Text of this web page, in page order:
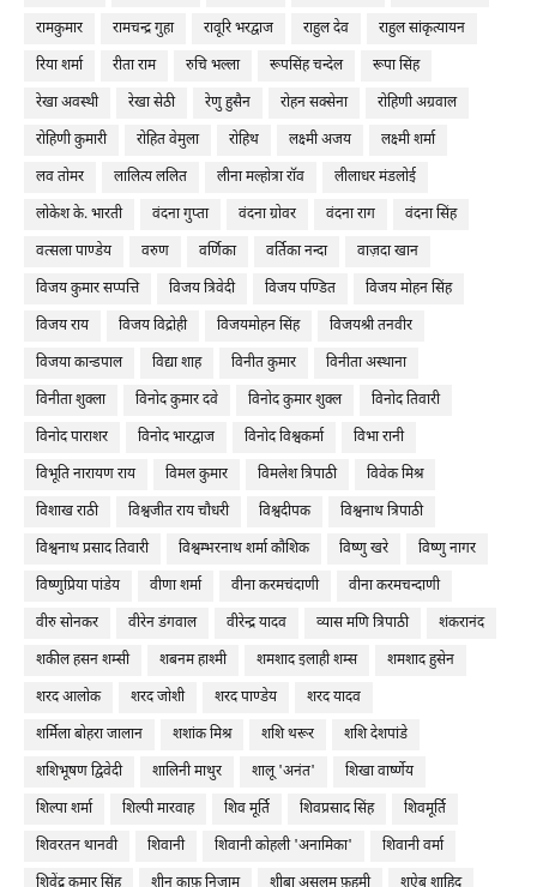
रामकुमार
रामचन्द्र गुहा रावूरि भरद्वाज राहुल देव
राहुल सांकृत्यायन
रिया शर्मा
रीता राम रुचि भल्ला रूपसिंह चन्देल
रूपा सिंह
रेखा अवस्थी
रेखा सेठी रेणु हुसैन रोहन सक्सेना
रोहिणी अग्रवाल
रोहिणी कुमारी
रोहित वेमुला रोहिथ लक्ष्मी अजय
लक्ष्मी शर्मा
लव तोमर
लालित्य ललित लीना मल्होत्रा रॉव
लीलाधर मंडलोई
लोकेश के. भारती
वंदना गुप्ता वंदना ग्रोवर वंदना राग
वंदना सिंह
वत्सला पाण्डेय
वरुण वर्णिका वर्तिका नन्दा
वाज़दा खान
विजय कुमार सप्पत्ति
विजय त्रिवेदी विजय पण्डित
विजय मोहन सिंह
विजय राय
विजय विद्रोही विजयमोहन सिंह
विजयश्री तनवीर
विजया कान्डपाल
विद्या शाह विनीत कुमार
विनीता अस्थाना
विनीता शुक्ला
विनोद कुमार दवे विनोद कुमार शुक्ल
विनोद तिवारी
विनोद पाराशर
विनोद भारद्वाज विनोद विश्वकर्मा
विभा रानी
विभूति नारायण राय
विमल कुमार विमलेश त्रिपाठी
विवेक मिश्र
विशाख राठी
विश्वजीत राय चौधरी विश्वदीपक
विश्वनाथ त्रिपाठी
विश्वनाथ प्रसाद तिवारी
विश्वम्भरनाथ शर्मा कौशिक विष्णु खरे
विष्णु नागर
विष्णुप्रिया पांडेय
वीणा शर्मा वीना करमचंदाणी
वीना करमचन्दाणी
वीरु सोनकर
वीरेन डंगवाल वीरेन्द्र यादव व्यास मणि त्रिपाठी
शंकरानंद
शकील हसन शम्सी
शबनम हाश्मी शमशाद इलाही शम्स
शमशाद हुसेन
शरद आलोक
शरद जोशी शरद पाण्डेय
शरद यादव
शर्मिला बोहरा जालान
शशांक मिश्र शशि थरूर
शशि देशपांडे
शशिभूषण द्विवेदी
शालिनी माथुर शालू 'अनंत'
शिखा वार्ष्णेय
शिल्पा शर्मा
शिल्पी मारवाह शिव मूर्ति शिवप्रसाद सिंह
शिवमूर्ति
शिवरतन थानवी
शिवानी शिवानी कोहली 'अनामिका'
शिवानी वर्मा
शिवेंद्र कुमार सिंह
शीन काफ़ निज़ाम शीबा असलम फ़हमी
शुऐब शाहिद